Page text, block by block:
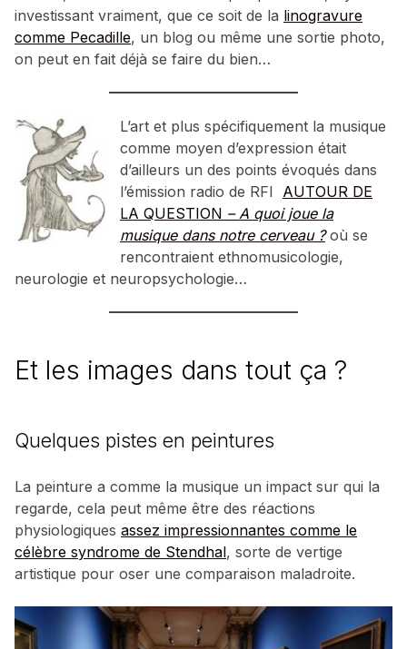
investissant vraiment, que ce soit de la linogravure
comme Pecadille, un blog ou même une sortie photo,
on peut en fait déjà se faire du bien…
L’art et plus spécifiquement la musique
comme moyen d’expression était
d’ailleurs un des points évoqués dans
l’émission radio de RFI AUTOUR DE
LA QUESTION – A quoi joue la
musique dans notre cerveau ?où se
rencontraient ethnomusicologie,
neurologie et neuropsychologie…
Et les images dans tout ça ?
Quelques pistes en peintures
La peinture a comme la musique un impact sur qui la
regarde, cela peut même être des réactions
physiologiques assez impressionnantes comme le
célèbre syndrome de Stendhal, sorte de vertige
artistique pour oser une comparaison maladroite.